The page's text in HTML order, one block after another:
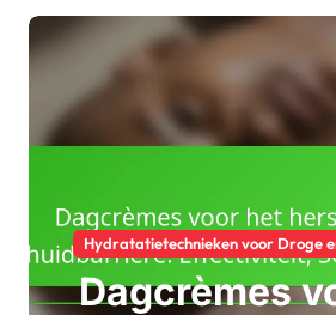
Hydratatietechnieken voor Droge
Dagcrèmes